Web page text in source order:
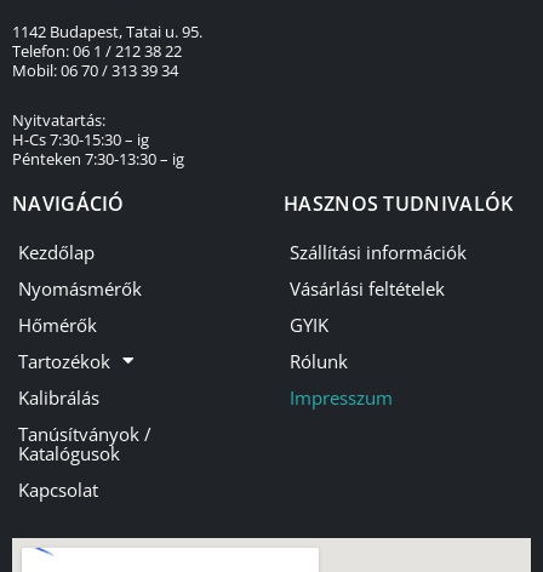
1142 Budapest, Tatai u. 95.
Telefon: 06 1 / 212 38 22
Mobil: 06 70 / 313 39 34
Nyitvatartás:
H-Cs 7:30-15:30 – ig
Pénteken 7:30-13:30 – ig
NAVIGÁCIÓ
Kezdőlap
Nyomásmérők
Hőmérők
Tartozékok
Kalibrálás
Tanúsítványok /
Katalógusok
Kapcsolat
HASZNOS TUDNIVALÓK
Szállítási információk
Vásárlási feltételek
GYIK
Rólunk
Impresszum